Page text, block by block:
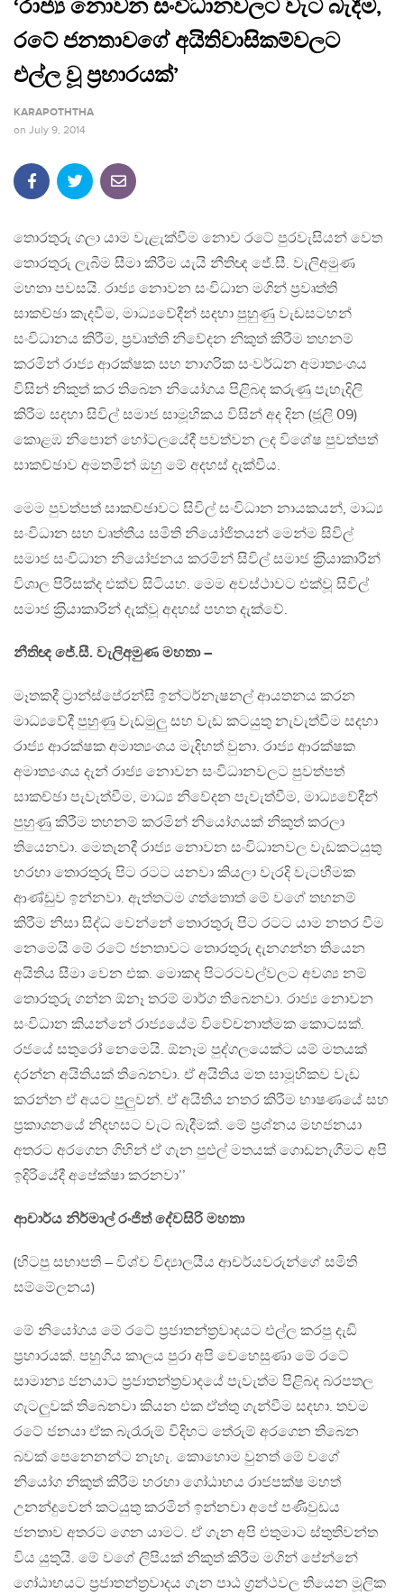
‘රාජ්‍ය නොවන සංවිධානවලට වැට බැදීම,
රටේ ජනතාවගේ අයිතිවාසිකම්වලට
එල්ල වූ ප‍්‍රහාරයක්’
KARAPOTHTHA
on July 9, 2014
තොරතුරු ගලා යාම වැළැක්වීම නොව රටේ පුරවැසියන් වෙත
තොරතුරු ලැබීම සීමා කිරීම යැයි නීතිඥ ජේ.සී. වැලිඅමුණ
මහතා පවසයි. රාජ්‍ය නොවන සංවිධාන මගින් ප‍්‍රවෘත්ති
සාකච්ඡා කැදවීම, මාධ්‍යවේදීන් සදහා පුහුණු වැඩසටහන්
සංවිධානය කිරීම, ප‍්‍රවෘත්ති නිවේදන නිකුත් කිරීම තහනම්
කරමින් රාජ්‍ය ආරක්ෂක සහ නාගරික සංවර්ධන අමාත්‍යංශය
විසින් නිකුත් කර තිබෙන නියෝගය පිළිබද කරුණු පැහැදිලි
කිරීම සදහා සිවිල් සමාජ සාමූහිකය විසින් අද දින (ජූලි 09)
කොළඹ නිපොන් හෝටලයේදී පවත්වන ලද විශේෂ පුවත්පත්
සාකච්ඡාව අමතමින් ඔහු මේ අදහස් දැක්වීය.
මෙම පුවත්පත් සාකච්ඡාවට සිවිල් සංවිධාන නායකයන්, මාධ්‍ය
සංවිධාන සහ වෘත්තීය සමිති නියෝජිතයන් මෙන්ම සිවිල්
සමාජ සංවිධාන නියෝජනය කරමින් සිවිල් සමාජ ක‍්‍රියාකාරීන්
විශාල පිරිසක්ද එක්ව සිටියහ. මෙම අවස්ථාවට එක්වූ සිවිල්
සමාජ ක‍්‍රියාකාරින් දැක්වූ අදහස් පහත දැක්වේ.
නීතිඥ ජේ.සී. වැලිඅමුණ මහතා –
මෑතකදී ට‍්‍රාන්ස්පේරන්සි ඉන්ටර්නැෂනල් ආයතනය කරන
මාධ්‍යවේදී පුහුණු වැඩමුලු සහ වැඩ කටයුතු නැවැත්වීම සදහා
රාජ්‍ය ආරක්ෂක අමාත්‍යංශය මැදිහත් වුනා. රාජ්‍ය ආරක්ෂක
අමාත්‍යංශය දැන් රාජ්‍ය නොවන සංවිධානවලට පුවත්පත්
සාකච්ඡා පැවැත්වීම, මාධ්‍ය නිවේදන පැවැත්වීම, මාධ්‍යවේදීන්
පුහුණු කිරීම තහනම් කරමින් නියෝගයක් නිකුත් කරලා
තියෙනවා. මෙතැනදී රාජ්‍ය නොවන සංවිධානවල වැඩකටයුතු
හරහා තොරතුරු පිට රටට යනවා කියලා වැරදි වැටහීමක
ආණ්ඩුව ඉන්නවා. ඇත්තටම ගත්තොත් මේ වගේ තහනම්
කිරීම නිසා සිද්ධ වෙන්නේ තොරතුරු පිට රටට යාම නතර වීම
නෙමෙයි මේ රටේ ජනතාවට තොරතුරු දැනගන්න තියෙන
අයිතිය සීමා වෙන එක. මොකද පිටරටවල්වලට අවශ්‍ය නම්
තොරතුරු ගන්න ඕනෑ තරම් මාර්ග තිබෙනවා. රාජ්‍ය නොවන
සංවිධාන කියන්නේ රාජ්‍යයේම විවේචනාත්මක කොටසක්.
රජයේ සතුරෝ නෙමෙයි. ඕනෑම පුද්ගලයෙක්ට යම් මතයක්
දරන්න අයිතියක් තිබෙනවා. ඒ අයිතිය මත සාමූහිකව වැඩ
කරන්න ඒ අයට පුලුවන්. ඒ අයිතිය නතර කිරීම භාෂණයේ සහ
ප‍්‍රකාශනයේ නිදහසට වැට බැදීමක්. මේ ප‍්‍රශ්නය මහජනයා
අතරට අරගෙන ගිහින් ඒ ගැන පුළුල් මතයක් ගොඩනැගීමට අපි
ඉදිරියේදී අපේක්ෂා කරනවා’’
ආචාර්ය නිර්මාල් රංජිත් දේවසිරි මහතා
(හිටපු සභාපති – විශ්ව විද්‍යාලයීය ආචර්යවරුන්ගේ සමිති
සම්මේලනය)
මේ නියෝගය මේ රටේ ප‍්‍රජාතන්ත‍්‍රවාදයට එල්ල කරපු දැඩි
ප‍්‍රහාරයක්. පහුගිය කාලය පුරා අපි වෙහෙසුණා මේ රටේ
සාමාන්‍ය ජනයාට ප‍්‍රජාතන්ත‍්‍රවාදයේ පැවැත්ම පිළිබද බරපතල
ගැටලුවක් තිබෙනවා කියන එක ඒත්තු ගැන්වීම සදහා. තවම
රටේ ජනයා ඒක බැරෑරුම් විදිහට තේරුම් අරගෙන තිබෙන
බවක් පෙනෙනන්ට නැහැ. කොහොම වුනත් මේ වගේ
නියෝග නිකුත් කිරීම හරහා ගෝඨාභය රාජපක්ෂ මහත්
උනන්දුවෙන් කටයුතු කරමින් ඉන්නවා අපේ පණිවුඩය
ජනතාව අතරට ගෙන යාමට. ඒ ගැන අපි එතුමාට ස්තුතිවන්ත
විය යුතුයි. මේ වගේ ලිපියක් නිකුත් කිරීම මගින් පේන්නේ
ගෝඨාභයට ප‍්‍රජාතන්ත‍්‍රවාදය ගැන පාඨ ග‍්‍රන්ථවල තියෙන මූලික